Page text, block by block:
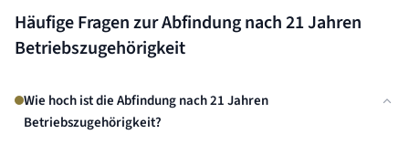
Häufige Fragen zur Abfindung nach21 Jahren
Betriebszugehörigkeit
Wie hoch ist die Abfindung nach 21 Jahren
Betriebszugehörigkeit?